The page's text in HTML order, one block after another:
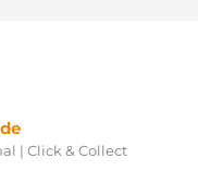
| Click & Collect